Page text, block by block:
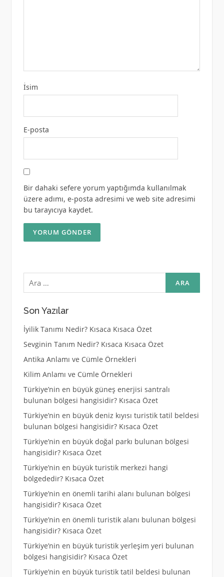
İsim
E-posta
Bir dahaki sefere yorum yaptığımda kullanılmak
üzere adımı, e-posta adresimi ve web site adresimi
bu tarayıcıya kaydet.
Arama:
Son Yazılar
İyilik Tanımı Nedir? Kısaca Kısaca Özet
Sevginin Tanım Nedir? Kısaca Kısaca Özet
Antika Anlamı ve Cümle Örnekleri
Kilim Anlamı ve Cümle Örnekleri
Türkiye’nin en büyük güneş enerjisi santralı
bulunan bölgesi hangisidir? Kısaca Özet
Türkiye’nin en büyük deniz kıyısı turistik tatil beldesi
bulunan bölgesi hangisidir? Kısaca Özet
Türkiye’nin en büyük doğal parkı bulunan bölgesi
hangisidir? Kısaca Özet
Türkiye’nin en büyük turistik merkezi hangi
bölgededir? Kısaca Özet
Türkiye’nin en önemli tarihi alanı bulunan bölgesi
hangisidir? Kısaca Özet
Türkiye’nin en önemli turistik alanı bulunan bölgesi
hangisidir? Kısaca Özet
Türkiye’nin en büyük turistik yerleşim yeri bulunan
bölgesi hangisidir? Kısaca Özet
Türkiye’nin en büyük turistik tatil beldesi bulunan